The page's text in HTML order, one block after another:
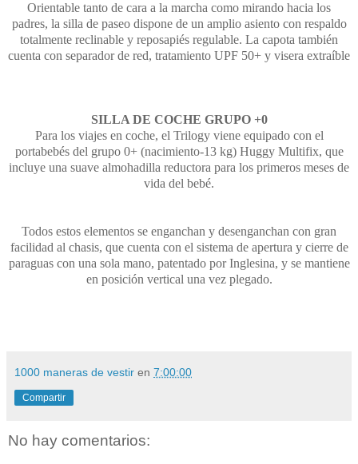
Orientable tanto de cara a la marcha como mirando hacia los
padres, la silla de paseo dispone de un amplio asiento con respaldo
totalmente reclinable y reposapiés regulable. La capota también
cuenta con separador de red, tratamiento UPF 50+ y visera extraíble
SILLA DE COCHE GRUPO +0
Para los viajes en coche, el Trilogy viene equipado con el
portabebés del grupo 0+ (nacimiento-13 kg) Huggy Multifix, que
incluye una suave almohadilla reductora para los primeros meses de
vida del bebé.
Todos estos elementos se enganchan y desenganchan con gran
facilidad al chasis, que cuenta con el sistema de apertura y cierre de
paraguas con una sola mano, patentado por Inglesina, y se mantiene
en posición vertical una vez plegado.
1000 maneras de vestir en 7:00:00
Compartir
No hay comentarios: